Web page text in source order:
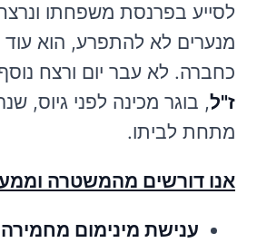
לסייע בפרנסת משפחתו
מנערים לא להתפרע, הוא עוד
כחברה. לא עבר יום ורצח
ז"ל, בוגר מכינה לפני גיוס,
מתחת לביתו.
אנו דורשים מהמשטרה
ענישת מינימום